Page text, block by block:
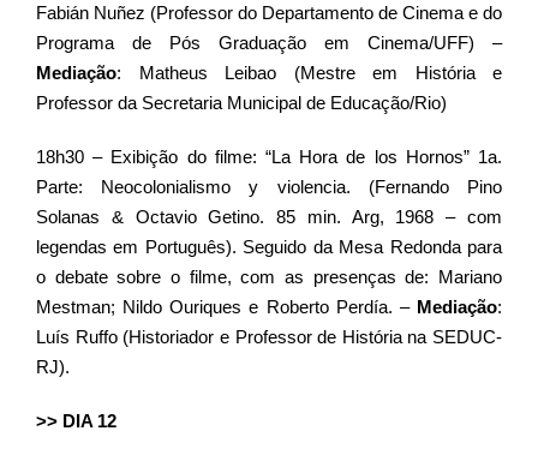
Fabián Nuñez (Professor do Departamento de Cinema e do
Programa de Pós Graduação em Cinema/UFF) –
Mediação: Matheus Leibao (Mestre em História e
Professor da Secretaria Municipal de Educação/Rio)
18h30 – Exibição do filme: “La Hora de los Hornos” 1a.
Parte: Neocolonialismo y violencia. (Fernando Pino
Solanas & Octavio Getino. 85 min. Arg, 1968 – com
legendas em Português). Seguido da Mesa Redonda para
o debate sobre o filme, com as presenças de: Mariano
Mestman; Nildo Ouriques e Roberto Perdía. – Mediação:
Luís Ruffo (Historiador e Professor de História na SEDUC-
RJ).
>> DIA 12